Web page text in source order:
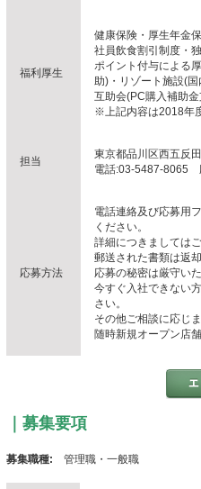
福利厚生
健康保険・厚生年金
社員飲食割引制度・
ポイント付与による
助)・リゾート施設(国
互助会(PC購入補助
※上記内容は2018年
担当
東京都品川区西五反
電話:03-5487-8065
応募方法
電話連絡及び応募用
ください。
詳細につきましては
郵送された書類は返
応募の秘密は厳守いた
今すぐ入社できない
さい。
その他ご相談に応じま
随時新規オープン店
｜募集要項
募集職種: 管理職・一般職